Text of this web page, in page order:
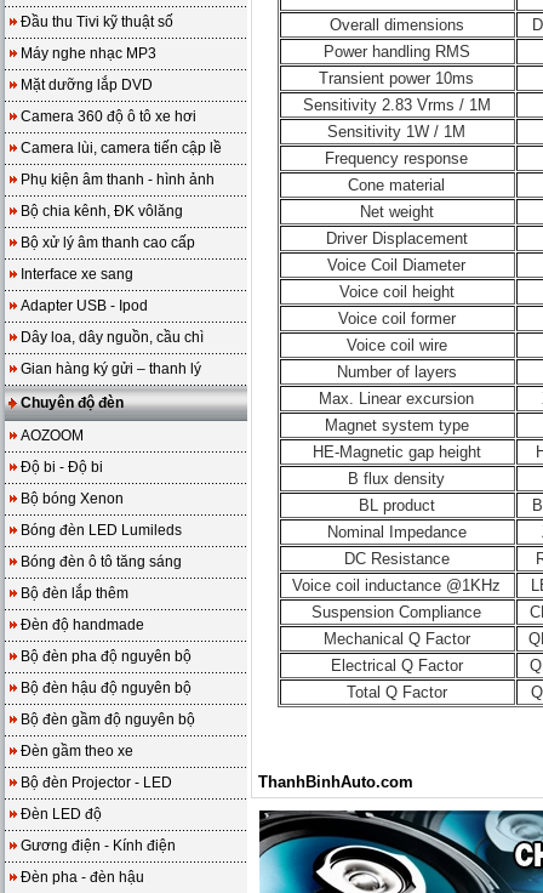
Đầu thu Tivi kỹ thuật số
Máy nghe nhạc MP3
Mặt dưỡng lắp DVD
Camera 360 độ ô tô xe hơi
Camera lùi, camera tiến cập lề
Phụ kiện âm thanh - hình ảnh
Bộ chia kênh, ĐK vôlăng
Bộ xử lý âm thanh cao cấp
Interface xe sang
Adapter USB - Ipod
Dây loa, dây nguồn, cầu chì
Gian hàng ký gửi – thanh lý
Chuyên độ đèn
AOZOOM
Độ bi - Độ bi
Bộ bóng Xenon
Bóng đèn LED Lumileds
Bóng đèn ô tô tăng sáng
Bộ đèn lắp thêm
Đèn độ handmade
Bộ đèn pha độ nguyên bộ
Bộ đèn hậu độ nguyên bộ
Bộ đèn gầm độ nguyên bộ
Đèn gầm theo xe
Bộ đèn Projector - LED
Đèn LED độ
Gương điện - Kính điện
Đèn pha - đèn hậu
Overall dimensions
Power handling RMS
Transient power 10ms
Sensitivity 2.83 Vrms / 1M
Sensitivity 1W / 1M
Frequency response
Cone material
Net weight
Driver Displacement
Voice Coil Diameter
Voice coil height
Voice coil former
Voice coil wire
Number of layers
Max. Linear excursion
Magnet system type
HE-Magnetic gap height
B flux density
BL product
Nominal Impedance
DC Resistance
Voice coil inductance @1KHz
Suspension Compliance
Mechanical Q Factor
Electrical Q Factor
Total Q Factor
ThanhBinhAuto.com